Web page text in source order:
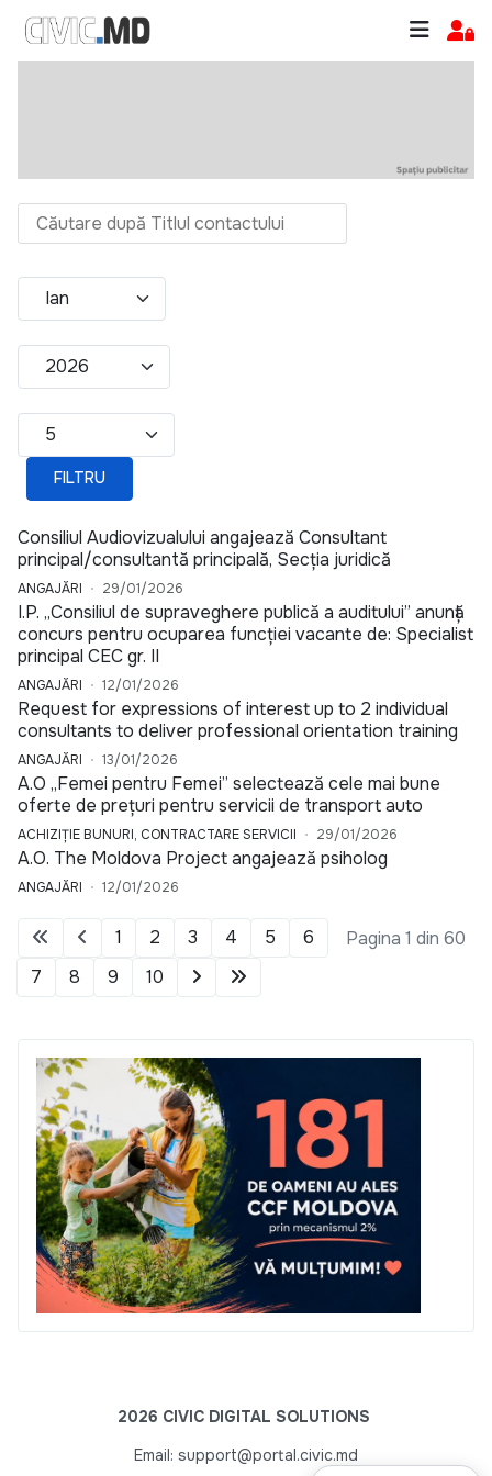
Filtre
Căutare după Titlul contactului
FILTRU
Consiliul Audiovizualului angajează Consultant
principal/consultantă principală, Secția juridică
ANGAJĂRI 29/01/2026
I.P. „Consiliul de supraveghere publică a auditului” anunță
concurs pentru ocuparea funcției vacante de: Specialist
principal CEC gr. II
ANGAJĂRI 12/01/2026
Request for expressions of interest up to 2 individual
consultants to deliver professional orientation training
ANGAJĂRI 13/01/2026
A.O ,,Femei pentru Femei’’ selectează cele mai bune
oferte de prețuri pentru servicii de transport auto
ACHIZIȚIE BUNURI, CONTRACTARE SERVICII 29/01/2026
A.O. The Moldova Project angajează psiholog
ANGAJĂRI 12/01/2026
Pagina 1 din 60
1 2 3 4 5
6
7
8 9 10
2026 CIVIC DIGITAL SOLUTIONS
Email: support@portal.civic.md